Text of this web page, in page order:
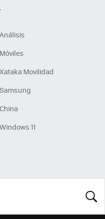
Análisis
Móviles
Xataka Movilidad
Samsung
China
Windows 11